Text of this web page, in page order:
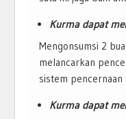
Kurma dapat
Mengonsumsi 2
melancarkan
sistem pencernaan
Kurma dapat